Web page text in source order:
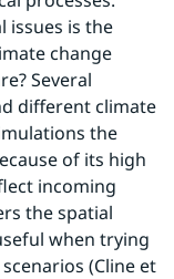
issues is the
change
Several
different climate
the
of its high
incoming
the spatial
when trying
(Cline et